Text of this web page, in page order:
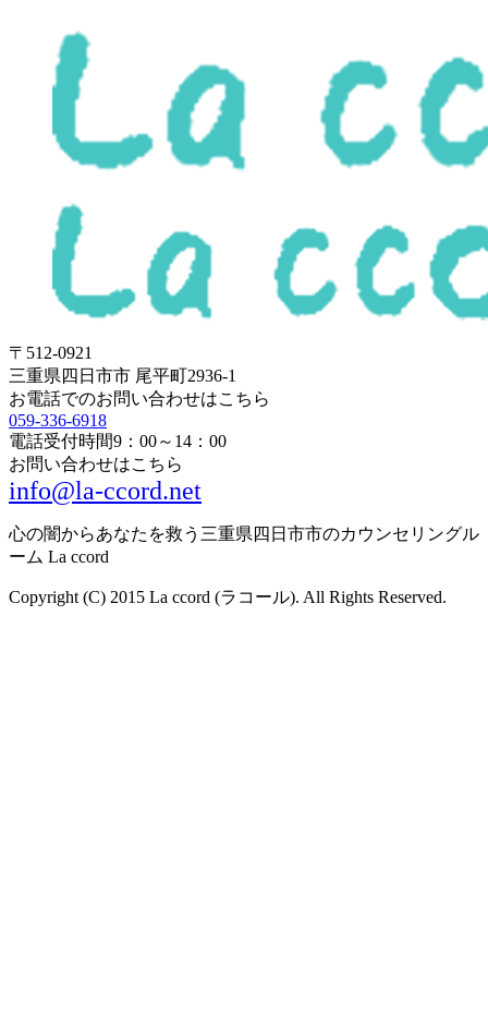
〒512-0921
三重県四日市市 尾平町2936-1
お電話でのお問い合わせはこちら
059-336-6918
電話受付時間9：00～14：00
お問い合わせはこちら
info@la-ccord.net
心の闇からあなたを救う三重県四日市市のカウンセリングル
ーム La ccord
Copyright (C) 2015 La ccord (ラコール). All Rights Reserved.